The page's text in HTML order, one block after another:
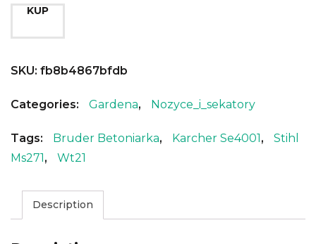
KUP
SKU: fb8b4867bfdb
Categories: Gardena, Nozyce_i_sekatory
Tags: Bruder Betoniarka, Karcher Se4001,
Stihl
Ms271, Wt21
Description